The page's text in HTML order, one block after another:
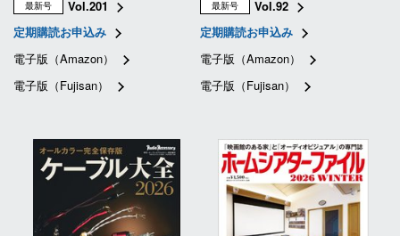
最新号
Vol.201
定期購読お申込み
電子版（Amazon）
電子版（Fujisan）
最新号
Vol.92
定期購読お申込み
電子版（Amazon）
電子版（Fujisan）